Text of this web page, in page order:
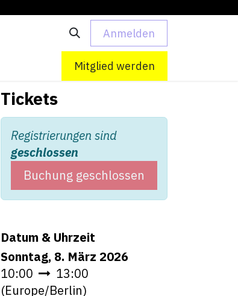
Anmelden
Mitglied werden
Tickets
Registrierungen sind
geschlossen
Buchung geschlossen
Datum & Uhrzeit
Sonntag, 8. März 2026
10:00
13:00
(Europe/Berlin)